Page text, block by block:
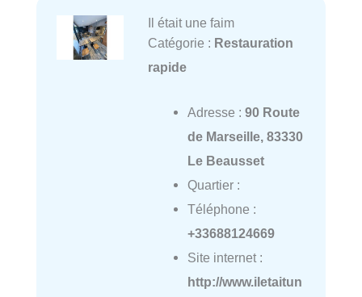
Il était une faim
Catégorie : Restauration
rapide
Adresse : 90 Route
de Marseille, 83330
Le Beausset
Quartier :
Téléphone :
+33688124669
Site internet :
http://www.iletaitun